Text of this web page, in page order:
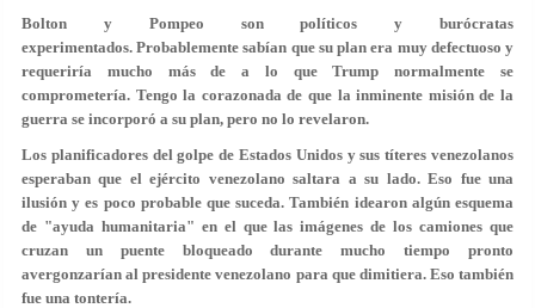
Bolton y Pompeo son políticos y burócratas
experimentados. Probablemente sabían que su plan era muy defectuoso y
requeriría mucho más de a lo que Trump normalmente se
comprometería. Tengo la corazonada de que la inminente misión de la
guerra se incorporó a su plan, pero no lo revelaron.
Los planificadores del golpe de Estados Unidos y sus títeres venezolanos
esperaban que el ejército venezolano saltara a su lado. Eso fue una
ilusión y es poco probable que suceda. También idearon algún esquema
de "ayuda humanitaria" en el que las imágenes de los camiones que
cruzan un puente bloqueado durante mucho tiempo pronto
avergonzarían al presidente venezolano para que dimitiera. Eso también
fue una tontería.